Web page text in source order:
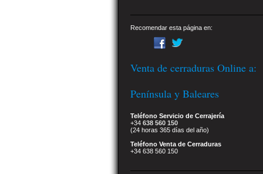
Recomendar esta página en:
Venta de cerraduras Online a:
Península y Baleares
Teléfono Servicio de Cerrajería
+34 638 560 150
(24 horas 365 días del año)
Teléfono Venta de Cerraduras
+34 638 560 150